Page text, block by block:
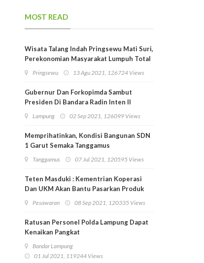
MOST READ
Wisata Talang Indah Pringsewu Mati Suri,
Perekonomian Masyarakat Lumpuh Total
Pringsewu 13 Agu 2021, 126724 Views
Gubernur Dan Forkopimda Sambut
Presiden Di Bandara Radin Inten II
Lampung
Lampung 02 Sep 2021, 126099 Views
Memprihatinkan, Kondisi Bangunan SDN
1 Garut Semaka Tanggamus
Tanggamus 07 Jul 2021, 120595 Views
Teten Masduki : Kementrian Koperasi
Dan UKM Akan Bantu Pasarkan Produk
Pesawaran
Pesawaran 08 Sep 2021, 120335 Views
Ratusan Personel Polda Lampung Dapat
Kenaikan Pangkat
Bandar Lampung
01 Jul 2021, 119244 Views